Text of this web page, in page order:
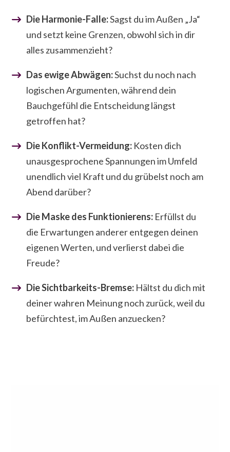
Die Harmonie-Falle:Sagst du im Außen „Ja“
und setzt keine Grenzen, obwohl sich in dir
alles zusammenzieht?
Das ewige Abwägen:Suchst du noch nach
logischen Argumenten, während dein
Bauchgefühl die Entscheidung längst
getroffen hat?
Die Konflikt-Vermeidung: Kosten dich
unausgesprochene Spannungen im Umfeld
unendlich viel Kraft und du grübelst noch am
Abend darüber?
Die Maske des Funktionierens: Erfüllst du
die Erwartungen anderer entgegen deinen
eigenen Werten, und verlierst dabei die
Freude?
Die Sichtbarkeits-Bremse: Hältst du dich mit
deiner wahren Meinung noch zurück, weil du
befürchtest, im Außen anzuecken?